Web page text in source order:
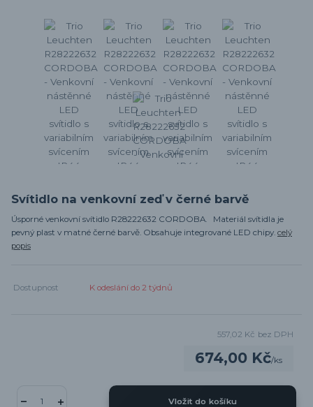
Svítidlo na venkovní zeď v černé barvě
Úsporné venkovní svítidlo R28222632 CORDOBA. Materiál svítidla je
pevný plast v matné černé barvě. Obsahuje integrované LED chipy. celý
popis
Dostupnost K odeslání do 2 týdnů
674,00 Kč/ks
557,02 Kč bez DPH
Vložit do košíku